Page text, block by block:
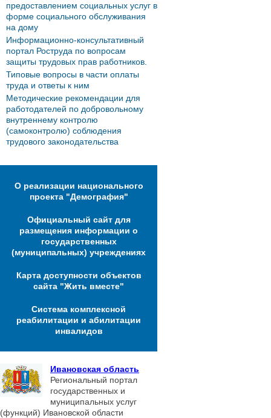
предоставлением социальных услуг в
форме социального обслуживания
на дому
Информационно-консультативный
портал Роструда по вопросам
защиты трудовых прав работников.
Типовые вопросы в части оплаты
труда и ответы к ним
Методические рекомендации для
работодателей по добровольному
внутреннему контролю
(самоконтролю) соблюдения
трудового законодательства
О реализации национального
проекта "Демография"
Официальный сайт для
размещения информации о
государственных
(муниципальных) учреждениях
Карта доступности объектов
сайта "Жить вместе"
Система комплексной
реабилитации и абилитации
инвалидов
Ивановская область
Региональный портал
государственных и
муниципальных услуг
(функций) Ивановской области